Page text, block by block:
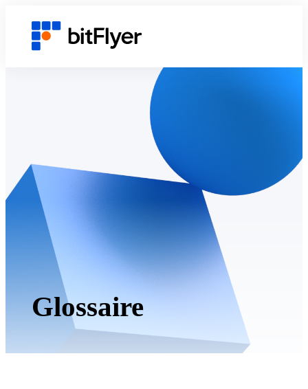
Glossaire